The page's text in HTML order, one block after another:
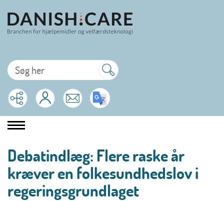
Debatindlæg: Flere raske år
kræver en folkesundhedslov i
regeringsgrundlaget